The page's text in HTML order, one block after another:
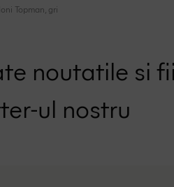
Topman, gri
noutatile si
ul nostru